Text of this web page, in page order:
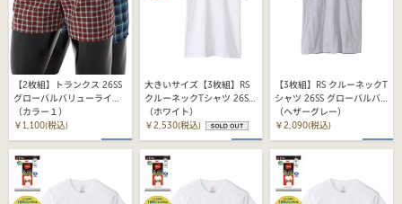
【2枚組】トランクス 26SS
グローバルバリューライン
ヘインズ(HM8ET701)
（カラー１）
￥1,100(税込)
大きいサイズ【3枚組】RS
クルーネックTシャツ 26SS
グローバルバリューライン
ヘインズ (HM1EY701)
（ホワイト）
￥2,530(税込)
【3枚組】RS クルーネックT
シャツ 26SS グローバルバ
リューライン ヘインズ
(HM1EY701)
（ヘザーグレー）
￥2,090(税込)